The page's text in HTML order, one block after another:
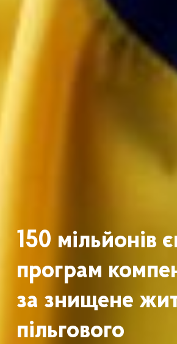
150 мільйонів
програм
за знищене
пільгового